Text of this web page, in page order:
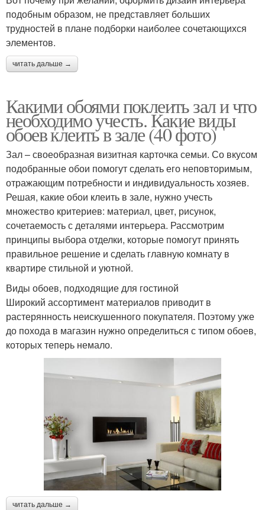
подобным образом, не представляет больших
трудностей в плане подборки наиболее сочетающихся
элементов.
читать дальше →
Какими обоями поклеить зал и что
необходимо учесть. Какие виды
обоев клеить в зале (40 фото)
Зал – своеобразная визитная карточка семьи. Со вкусом
подобранные обои помогут сделать его неповторимым,
отражающим потребности и индивидуальность хозяев.
Решая, какие обои клеить в зале, нужно учесть
множество критериев: материал, цвет, рисунок,
сочетаемость с деталями интерьера. Рассмотрим
принципы выбора отделки, которые помогут принять
правильное решение и сделать главную комнату в
квартире стильной и уютной.
Виды обоев, подходящие для гостиной
Широкий ассортимент материалов приводит в
растерянность неискушенного покупателя. Поэтому уже
до похода в магазин нужно определиться с типом обоев,
которых теперь немало.
читать дальше →